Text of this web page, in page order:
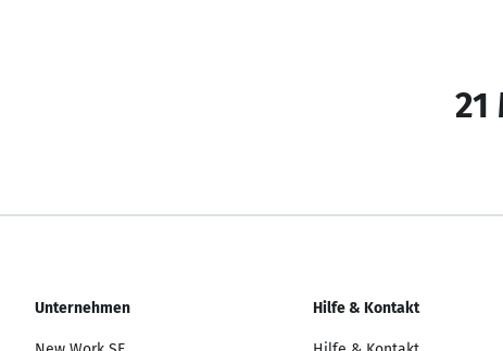
21
Unternehmen Hilfe & Kontakt